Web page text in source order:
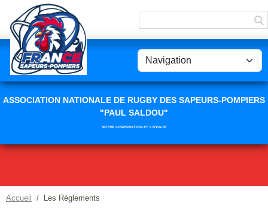
ASSOCIATION NATIONALE DE RUGBY DES SAPEURS-POMPIERS
"PAUL SALDOU"
NOTRE CORPORATION ET L'OVALIE
Accueil Les Règlements
Panneau de gestion des cookies